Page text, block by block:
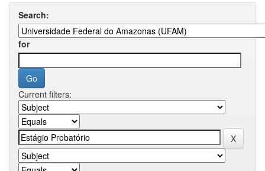
Search:
for
Current filters: